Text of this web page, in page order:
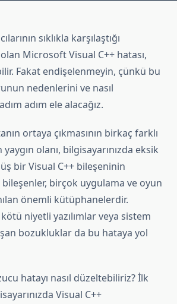
sıklıkla karşılaştığı
Microsoft Visual C++ hatası,
Fakat endişelenmeyin, çünkü bu
nedenlerini ve nasıl
adım ele alacağız.
ortaya çıkmasının birkaç farklı
olanı, bilgisayarınızda eksik
bir Visual C++ bileşeninin
bileşenler, birçok uygulama ve oyun
önemli kütüphanelerdir.
niyetli yazılımlar veya sistem
bozukluklar da bu hataya yol
hatayı nasıl düzeltebiliriz? İlk
Visual C++